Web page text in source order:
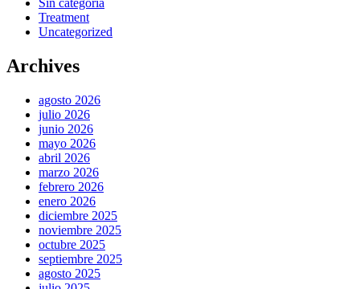
Treatment
Uncategorized
Archives
agosto 2026
julio 2026
junio 2026
mayo 2026
abril 2026
marzo 2026
febrero 2026
enero 2026
diciembre 2025
noviembre 2025
octubre 2025
septiembre 2025
agosto 2025